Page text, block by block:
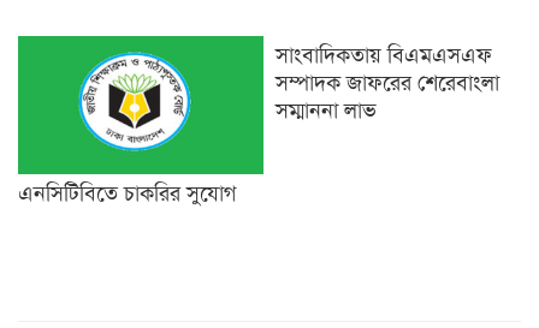
এনসিটিবিতে চাকরির সুযোগ
সাংবাদিকতায় বিএমএসএফ
সম্পাদক জাফরের শেরেবাংলা
সম্মাননা লাভ